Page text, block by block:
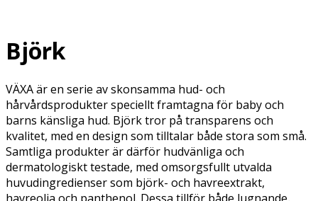
Björk
VÄXA är en serie av skonsamma hud- och
hårvårdsprodukter speciellt framtagna för baby och
barns känsliga hud. Björk tror på transparens och
kvalitet, med en design som tilltalar både stora som små.
Samtliga produkter är därför hudvänliga och
dermatologiskt testade, med omsorgsfullt utvalda
huvudingredienser som björk- och havreextrakt,